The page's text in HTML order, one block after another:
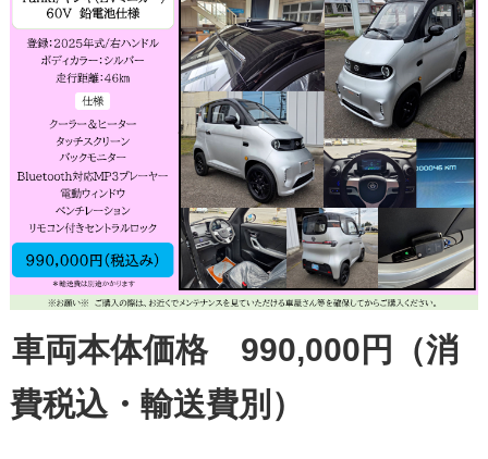
車両本体価格 990,000円（消
費税込・輸送費別）